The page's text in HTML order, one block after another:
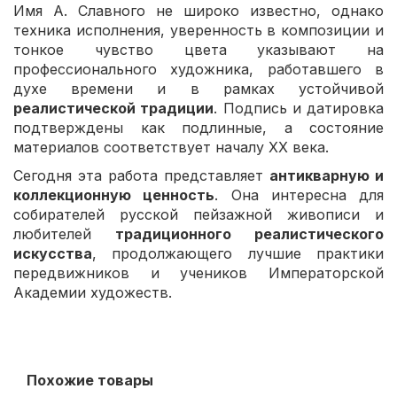
Имя А. Славного не широко известно, однако
техника исполнения, уверенность в композиции и
тонкое чувство цвета указывают на
профессионального художника, работавшего в
духе времени и в рамках устойчивой
реалистической традиции. Подпись и датировка
подтверждены как подлинные, а состояние
материалов соответствует началу XX века.
Сегодня эта работа представляет антикварную и
коллекционную ценность. Она интересна для
собирателей русской пейзажной живописи и
любителей традиционного реалистического
искусства, продолжающего лучшие практики
передвижников и учеников Императорской
Академии художеств.
Похожие товары